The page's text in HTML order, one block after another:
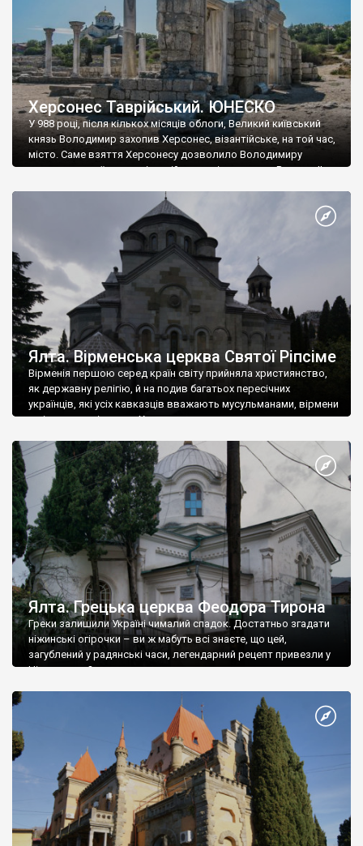
Херсонес Таврійський. ЮНЕСКО
У 988 році, після кількох місяців облоги, Великий київський
князь Володимир захопив Херсонес, візантійське, на той час,
місто. Саме взяття Херсонесу дозволило Володимиру
диктувати свої умови візантійському імператору Василю ІІ, та
Херсонесі Володимир-язичник, став Василем-християнином.
А потім було Хрещення Русі. На честь Херсонесу Таврійського
Ялта. Вірменська церква Святої Ріпсіме
Вірменія першою серед країн світу прийняла християнство,
як державну релігію, й на подив багатьох пересічних
українців, які усіх кавказців вважають мусульманами, вірмени
є відданими вірянами Христа
Ялта. Грецька церква Феодора Тирона
Греки залишили Україні чималий спадок. Достатньо згадати
ніжинські огірочки – ви ж мабуть всі знаєте, що цей,
загублений у радянські часи, легендарний рецепт привезли у
Ніжин греки?